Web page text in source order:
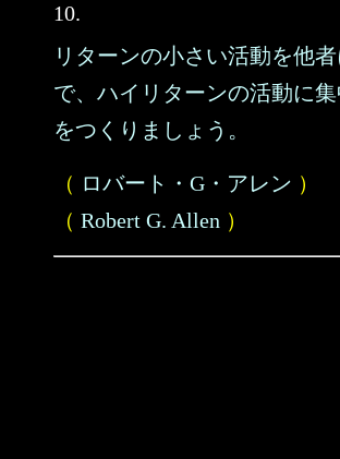
10.
リターンの小さい活動を他
で、ハイリターンの活動に
をつくりましょう。
（ ロバート・G・アレン ）
（ Robert G. Allen ）